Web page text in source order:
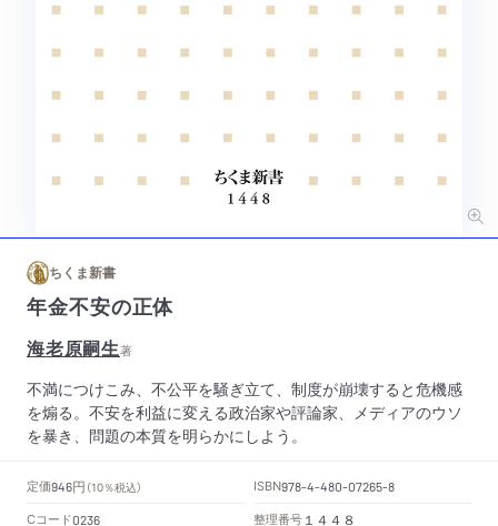
ちくま新書
年金不安の正体
海老原嗣生著
不満につけこみ、不公平を騒ぎ立て、制度が崩壊すると危機感
を煽る。不安を利益に変える政治家や評論家、メディアのウソ
を暴き、問題の本質を明らかにしよう。
定価946円 （10％税込） ISBN978-4-480-07265-8
Cコード0236 整理番号 １４４８